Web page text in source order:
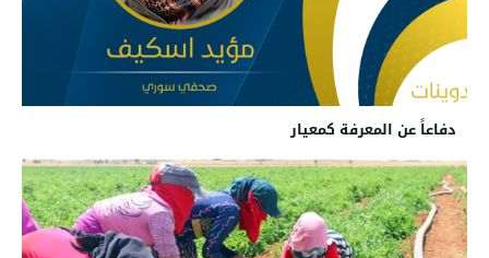
دفاعاً عن المعرفة كمعيار